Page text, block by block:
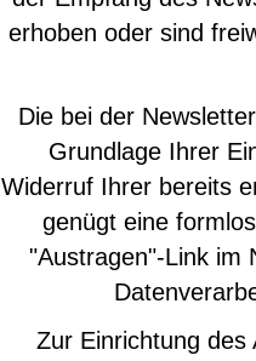
erhoben oder sind
Die bei der
Grundlage Ihrer
Widerruf Ihrer bereits
genügt eine
"Austragen"-Link im
Zur Einrichtung des